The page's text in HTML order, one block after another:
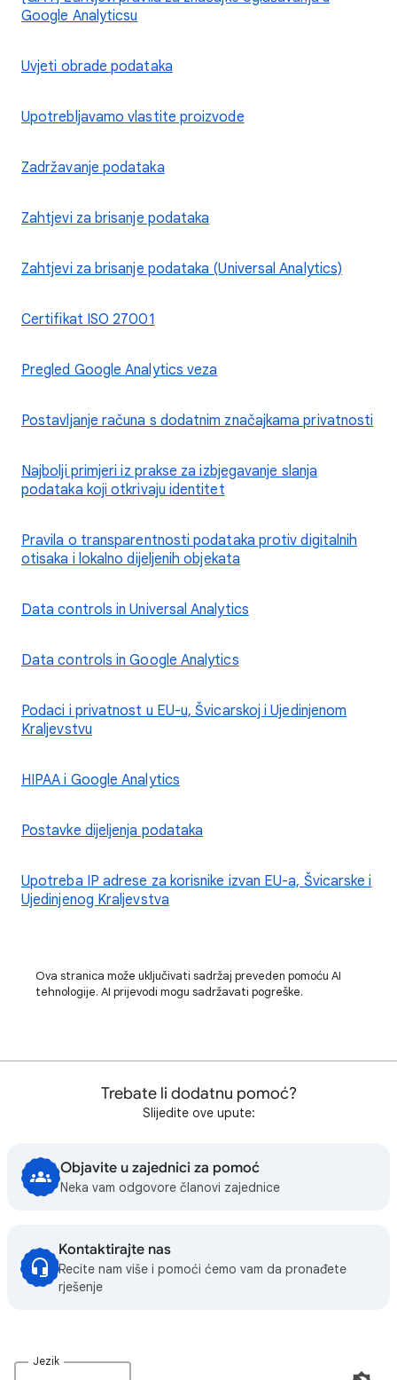
Google Analyticsu
Uvjeti obrade podataka
Upotrebljavamo vlastite proizvode
Zadržavanje podataka
Zahtjevi za brisanje podataka
Zahtjevi za brisanje podataka (Universal Analytics)
Certifikat ISO 27001
Pregled Google Analytics veza
Postavljanje računa s dodatnim značajkama privatnosti
Najbolji primjeri iz prakse za izbjegavanje slanja
podataka koji otkrivaju identitet
Pravila o transparentnosti podataka protiv digitalnih
otisaka i lokalno dijeljenih objekata
Data controls in Universal Analytics
Data controls in Google Analytics
Podaci i privatnost u EU-u, Švicarskoj i Ujedinjenom
Kraljevstvu
HIPAA i Google Analytics
Postavke dijeljenja podataka
Upotreba IP adrese za korisnike izvan EU-a, Švicarske i
Ujedinjenog Kraljevstva
Ova stranica može uključivati sadržaj preveden pomoću AI
tehnologije. AI prijevodi mogu sadržavati pogreške.
Trebate li dodatnu pomoć?
Slijedite ove upute:
Objavite u zajednici za pomoć
Neka vam odgovore članovi zajednice
Kontaktirajte nas
Recite nam više i pomoći ćemo vam da pronađete
rješenje
Jezik